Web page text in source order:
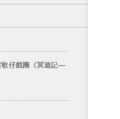
仔戲團《冥遊記—